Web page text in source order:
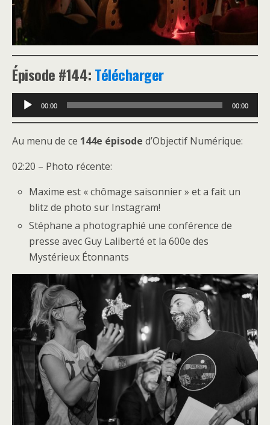
Épisode #144:Télécharger
Lecteur
audio
00:00 00:00
Au menu de ce 144e épisode d’Objectif Numérique:
02:20 – Photo récente:
Maxime est « chômage saisonnier » et a fait un
blitz de photo sur Instagram!
Stéphane a photographié une conférence de
presse avec Guy Laliberté et la 600e des
Mystérieux Étonnants